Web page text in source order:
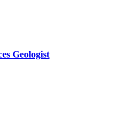
Geologist